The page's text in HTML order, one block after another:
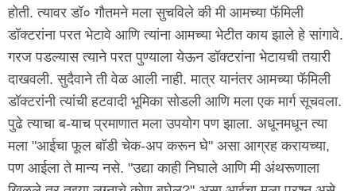
होती. त्यावर डॉ० गौतमने मला सुचविले की मी आमच्या फॅमिली
डॉक्टरांना परत भेटावे आणि त्यांना आमच्या भेटीत काय झाले हे सांगावे.
गरज पडल्यास त्याने परत पुण्याला येऊन डॉक्टरांना भेटायची तयारी
दाखवली. सुदैवाने ती वेळ आली नाही. मात्र यानंतर आमच्या फॅमिली
डॉक्टरांनी त्यांची हटवादी भूमिका सोडली आणि मला एक मार्ग सूचवला.
पुढे त्याचा ब-याच प्रमाणात मला उपयोग पण झाला. अधूनमधून त्या
मला "आईचा फूल बॉडी चेक-अप करून घे" असा आग्रह करायच्या,
पण आईला ते मान्य नसे. "उद्या काही निघाले आणि मी अंथरूणाला